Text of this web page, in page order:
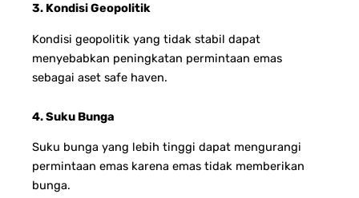
3. Kondisi Geopolitik
Kondisi geopolitik yang tidak stabil dapat
menyebabkan peningkatan permintaan emas
sebagai aset safe haven.
4. Suku Bunga
Suku bunga yang lebih tinggi dapat mengurangi
permintaan emas karena emas tidak memberikan
bunga.